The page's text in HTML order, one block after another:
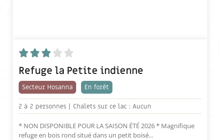
    
Refuge la Petite indienne
Secteur Hosanna En forêt
2 à 2 personnes | Chalets sur ce lac : Aucun
* NON DISPONIBLE POUR LA SAISON ÉTÉ 2026 * Magnifique
refuge en bois rond situé dans un petit boisé...